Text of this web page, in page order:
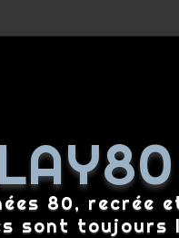
80, recrée
sont toujours